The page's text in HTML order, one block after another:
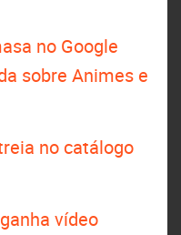
no Google
sobre Animes e
no catálogo
vídeo